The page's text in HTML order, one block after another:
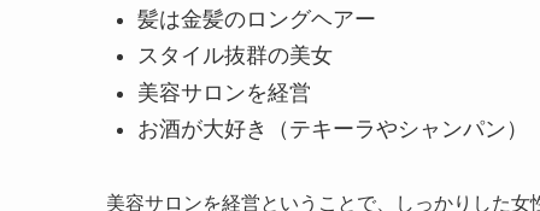
髪は金髪のロングヘアー
スタイル抜群の美女
美容サロンを経営
お酒が大好き（テキーラやシャンパン）
美容サロンを経営ということで、しっかりした女